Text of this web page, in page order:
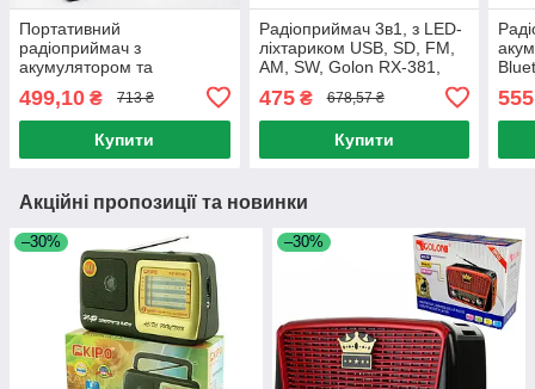
Портативний
радіоприймач з
акумулятором та
ліхтариком, USB, GOLON
RX-333 / Радіо колонка /
Приймач з ліхтариком /
499,10 ₴ 713 ₴
Купити
Радіоприймач 3в1, з LED-
ліхтариком USB, SD, FM,
AM, SW, Golon RX-381,
Акумуляторне радіо
475₴ 678,57 ₴
Купити
555
Акційні пропозиції та новинки
–30% –30%